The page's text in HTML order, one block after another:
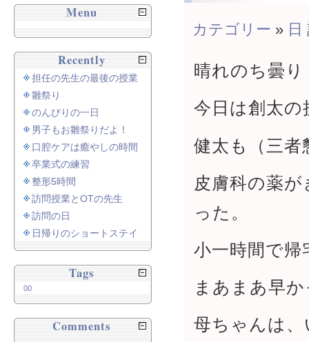
カテゴリー » 日
晴れのち曇り
今日は創太の
健太も（三者
皮膚科の薬
った。
小一時間で帰
まあまあ早
母ちゃんは
Menu
Recently
担任の先生の最後の授業
雛祭り
のんびりの一日
男子もお雛祭りだよ！
口腔ケアは癒やしの時間
卒業式の練習
整形5時間
訪問授業とOTの先生
訪問の日
日帰りのショートステイ
Tags
00
Comments